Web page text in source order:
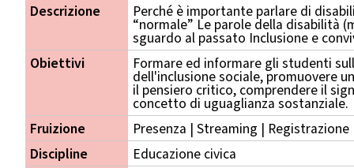
Descrizione
Perché è importante parlare di
“normale” Le parole della disabilità
sguardo al passato Inclusione e
Obiettivi
Formare ed informare gli studenti
dell'inclusione sociale, promuovere
il pensiero critico, comprendere il
concetto di uguaglianza sostanziale.
Fruizione
Presenza | Streaming | Registrazione
Discipline
Educazione civica